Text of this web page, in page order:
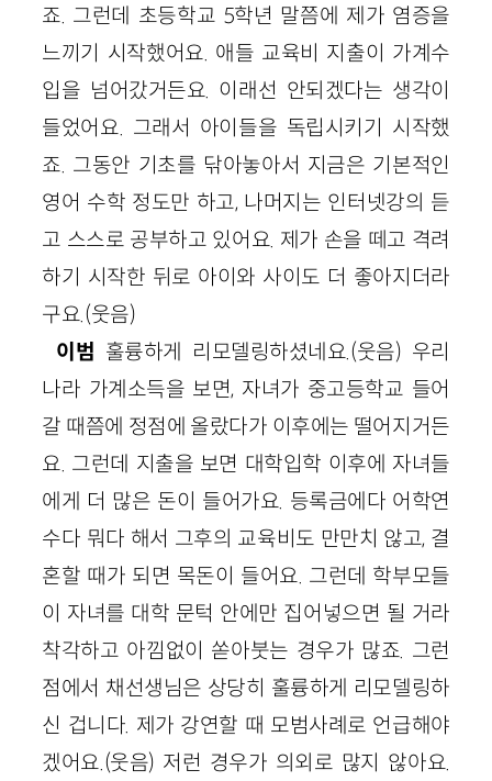
죠. 그런데 초등학교 5학년 말쯤에 제가 염증을
느끼기 시작했어요. 애들 교육비 지출이 가계수
입을 넘어갔거든요. 이래선 안되겠다는 생각이
들었어요. 그래서 아이들을 독립시키기 시작했
죠. 그동안 기초를 닦아놓아서 지금은 기본적인
영어 수학 정도만 하고, 나머지는 인터넷강의 듣
고 스스로 공부하고 있어요. 제가 손을 떼고 격려
하기 시작한 뒤로 아이와 사이도 더 좋아지더라
구요.(웃음)
이범 훌륭하게 리모델링하셨네요.(웃음) 우리
나라 가계소득을 보면, 자녀가 중고등학교 들어
갈 때쯤에 정점에 올랐다가 이후에는 떨어지거든
요. 그런데 지출을 보면 대학입학 이후에 자녀들
에게 더 많은 돈이 들어가요. 등록금에다 어학연
수다 뭐다 해서 그후의 교육비도 만만치 않고, 결
혼할 때가 되면 목돈이 들어요. 그런데 학부모들
이 자녀를 대학 문턱 안에만 집어넣으면 될 거라
착각하고 아낌없이 쏟아붓는 경우가 많죠. 그런
점에서 채선생님은 상당히 훌륭하게 리모델링하
신 겁니다. 제가 강연할 때 모범사례로 언급해야
겠어요.(웃음) 저런 경우가 의외로 많지 않아요.